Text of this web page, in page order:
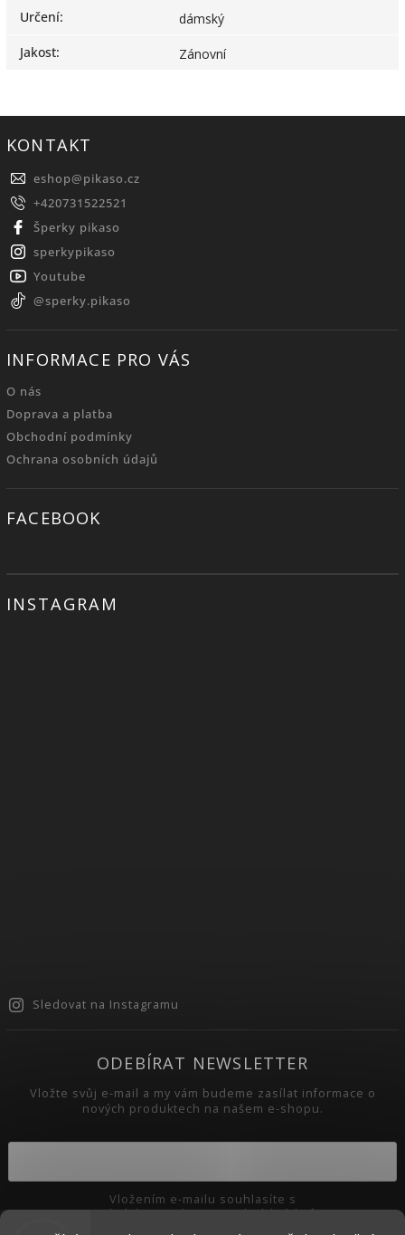
Určení:
dámský
Jakost: Zánovní
KONTAKT
eshop@pikaso.cz
+420731522521
Šperky pikaso
sperkypikaso
Youtube
@sperky.pikaso
INFORMACE PRO VÁS
O nás
Doprava a platba
Obchodní podmínky
Ochrana osobních údajů
FACEBOOK
INSTAGRAM
Sledovat na Instagramu
ODEBÍRAT NEWSLETTER
Vložte svůj e-mail a my vám budeme zasílat informace o
nových produktech na našem e-shopu.
podmínkami ochrany osobních údajů